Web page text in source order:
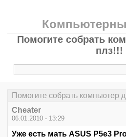
Помогите собрать
плз!!!
Помогите собрать компьютер
Cheater
06.01.2010 - 13:29
Уже есть мать ASUS P5e3